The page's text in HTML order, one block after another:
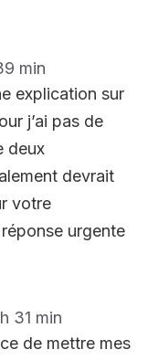
min
explication sur
j’ai pas de
deux
devrait
votre
urgente
31 min
de mettre mes